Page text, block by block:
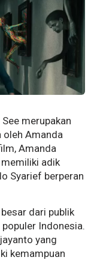
merupakan
oleh Amanda
Amanda
adik
Syarief berperan
dari publik
Indonesia.
yang
kemampuan